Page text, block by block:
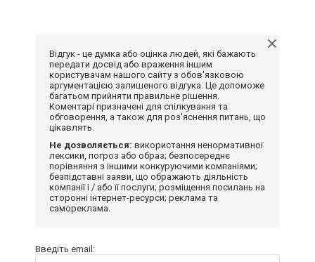
Відгук - це думка або оцінка людей, які бажають
передати досвід або враження іншим
користувачам нашого сайту з обов'язковою
аргументацією залишеного відгука. Це допоможе
багатьом прийняти правильне рішення.
Коментарі призначені для спілкування та
обговорення, а також для роз'яснення питань, що
цікавлять.
Не дозволяється: використання ненормативної
лексики, погроз або образ; безпосереднє
порівняння з іншими конкуруючими компаніями;
безпідставні заяви, що ображають діяльність
компанії і / або її послуги; розміщення посилань на
сторонні інтернет-ресурси; реклама та
самореклама.
Введіть email: